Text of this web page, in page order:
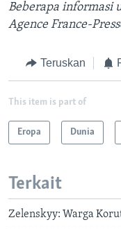
Beberapa informasi
Agence France-
Teruskan
This item is part of
Eropa Dunia
Terkait
Zelenskyy: Warga